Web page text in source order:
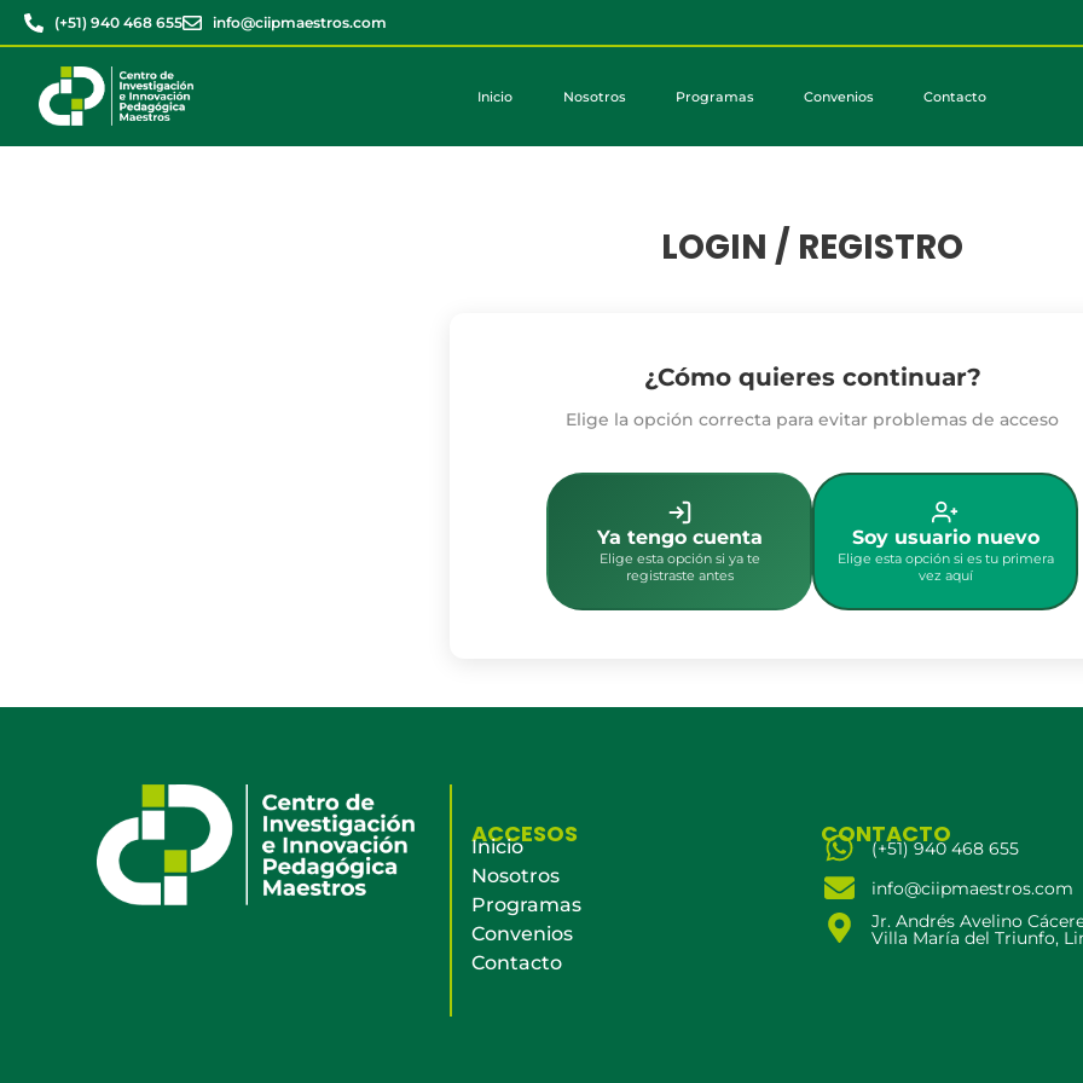
(+51) 940 468 655 info@ciipmaestros.com
Inicio Nosotros Programas Convenios Contacto
LOGIN / REGISTRO
¿Cómo quieres continuar?
Elige la opción correcta para evitar problemas de acceso
Ya tengo cuenta
Elige esta opción si ya te
registraste antes
Soy usuario nuevo
Elige esta opción si es tu primera
vez aquí
ACCESOS
Inicio
Nosotros
Programas
Convenios
Contacto
CONTACTO
(+51) 940 468 655
info@ciipmaestros.com
Jr. Andrés Avelino
Villa María del Triunfo,